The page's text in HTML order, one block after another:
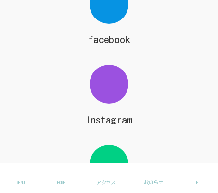
facebook
Instagram
MENU HOME アクセス お知らせ TEL